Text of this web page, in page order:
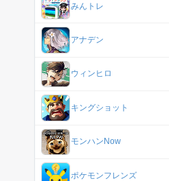
みんトレ
アナデン
ウィンヒロ
キングショット
モンハンNow
ポケモンフレンズ